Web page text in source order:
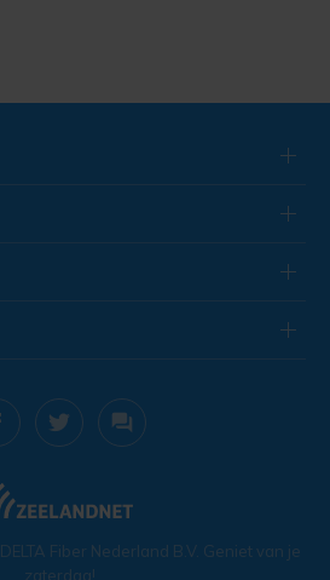
DELTA Fiber Nederland B.V. Geniet van je
zaterdag!